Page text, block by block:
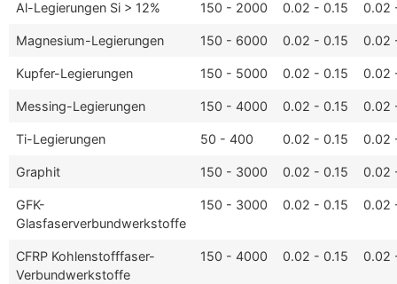
Al-Legierungen Si > 12% 150 - 2000 0.02 - 0.15 0.02
Magnesium-Legierungen 150 - 6000 0.02 - 0.15 0.02
Kupfer-Legierungen 150 - 5000 0.02 - 0.15 0.02
Messing-Legierungen 150 - 4000 0.02 - 0.15 0.02
Ti-Legierungen 50 - 400 0.02 - 0.15 0.02
Graphit 150 - 3000 0.02 - 0.15 0.02
GFK-
Glasfaserverbundwerkstoffe
150 - 3000 0.02 - 0.15 0.02
CFRP Kohlenstofffaser-
Verbundwerkstoffe
150 - 4000 0.02 - 0.15 0.02